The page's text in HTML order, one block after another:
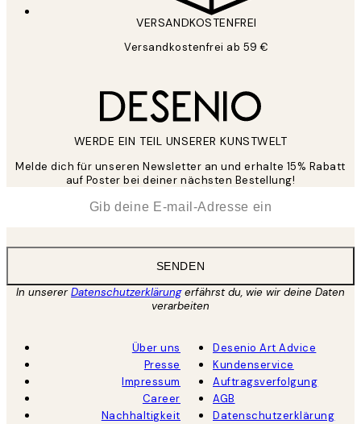
VERSANDKOSTENFREI
Versandkostenfrei ab 59 €
WERDE EIN TEIL UNSERER KUNSTWELT
Melde dich für unseren Newsletter an und erhalte 15% Rabatt
auf Poster bei deiner nächsten Bestellung!
SENDEN
In unsererDatenschutzerklärungerfährst du, wie wir deine Daten
verarbeiten
Über uns
Presse
Impressum
Career
Nachhaltigkeit
Desenio Art Advice
Kundenservice
Auftragsverfolgung
AGB
Datenschutzerklärung